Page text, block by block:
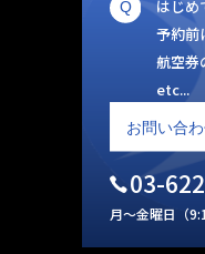
はじめ
予約前
航空券
etc...
03-
月～金曜日（